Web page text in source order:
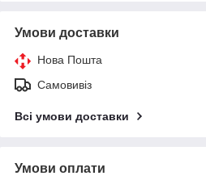
Умови доставки
Нова Пошта
Самовивіз
Всі умови доставки
Умови оплати